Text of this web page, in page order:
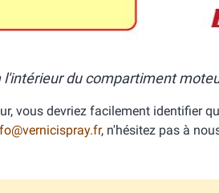
du compartiment
vous devriez facilement identifier
, n'hésitez pas à